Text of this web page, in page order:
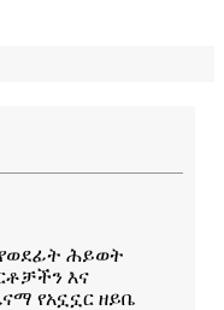
ሕይወት
እና
የአኗኗር ዘይቤ